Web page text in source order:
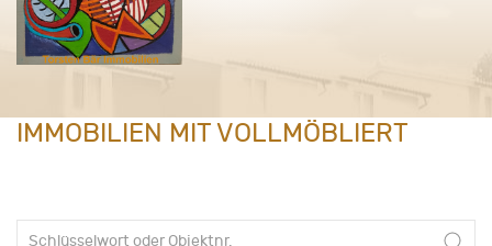
IMMOBILIEN MIT VOLLMÖBLIERT